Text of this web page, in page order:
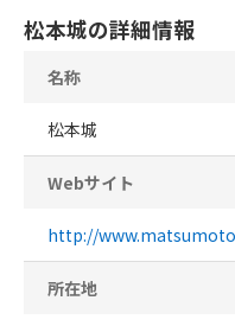
松本城の詳細情報
名称
松本城
Webサイト
http://
所在地